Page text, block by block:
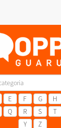
E F G H
Q R S T
Y
Z